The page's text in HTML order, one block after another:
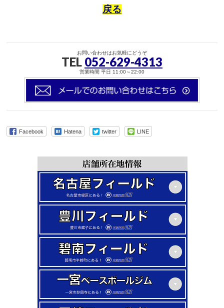
戻る
お問い合わせはお気軽にどうぞ
TEL 052-629-4313
営業時間 平日 11:00～22:00
Facebook Hatena twitter LINE